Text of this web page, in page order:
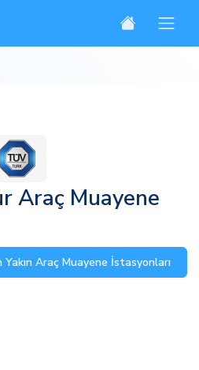
Araç Muayene
Yakın Araç Muayene İstasyonları